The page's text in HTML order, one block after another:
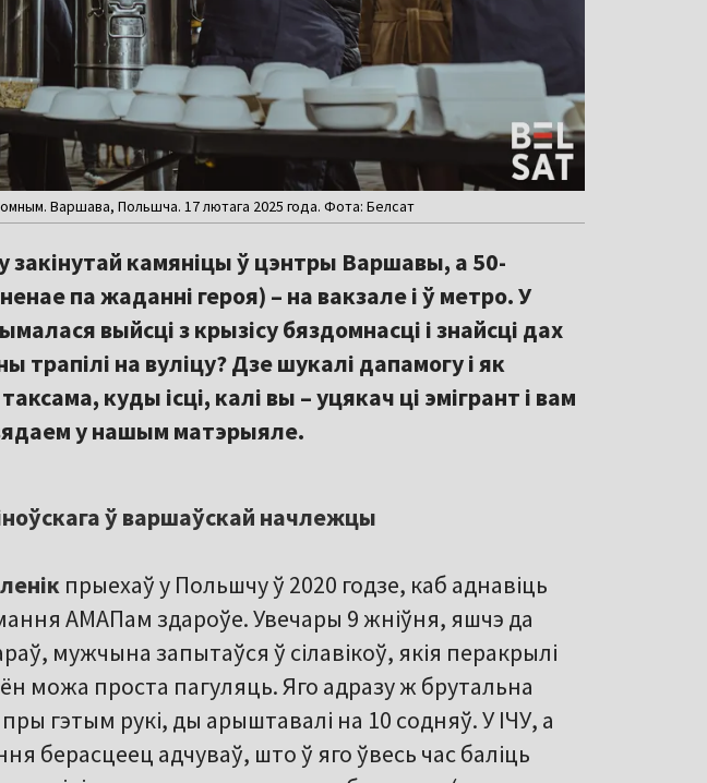
Варшава, Польшча. 17 лютага 2025 года. Фота: Белсат
закінутай камяніцы ў цэнтры Варшавы, а 50-
па жаданні героя) – на вакзале і ў метро. У
выйсці з крызісу бяздомнасці і знайсці дах
трапілі на вуліцу? Дзе шукалі дапамогу і як
куды ісці, калі вы – уцякач ці эмігрант і вам
у нашым матэрыяле.
ў варшаўскай начлежцы
прыехаў у Польшчу ў 2020 годзе, каб аднавіць
АМАПам здароўе. Увечары 9 жніўня, яшчэ да
мужчына запытаўся ў сілавікоў, якія перакрылі
можа проста пагуляць. Яго адразу ж брутальна
гэтым рукі, ды арыштавалі на 10 содняў. У ІЧУ, а
берасцеец адчуваў, што ў яго ўвесь час баліць